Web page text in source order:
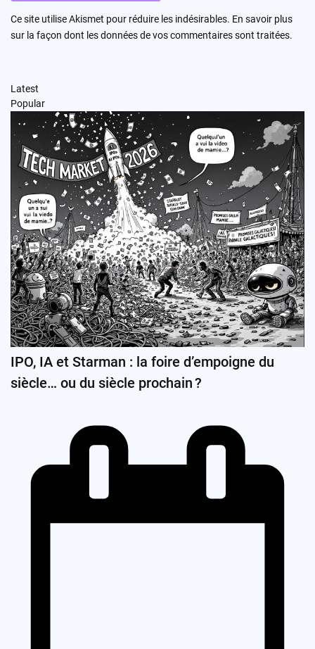
Ce site utilise Akismet pour réduire les indésirables. En savoir plus
sur la façon dont les données de vos commentaires sont traitées.
Latest
Popular
IPO, IA et Starman : la foire d’empoigne du
siècle… ou du siècle prochain ?